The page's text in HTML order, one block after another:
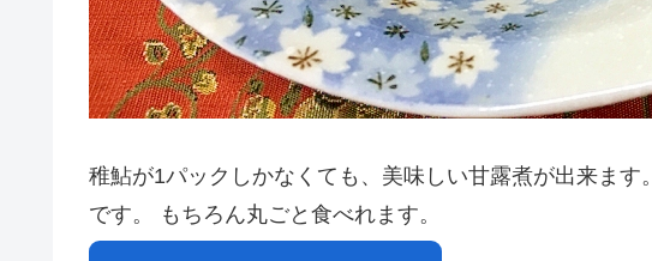
稚鮎が1パックしかなくても、美味しい甘露煮が出来ます
です。 もちろん丸ごと食べれます。